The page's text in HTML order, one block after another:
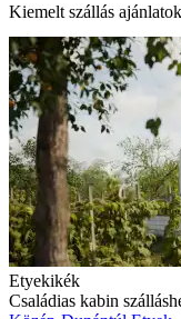
Kiemelt szállás
Etyekikék
Családias kabin